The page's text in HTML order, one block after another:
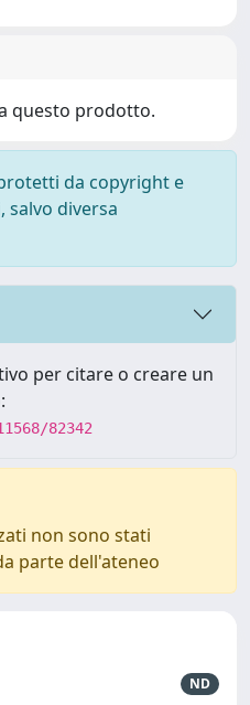
questo prodotto.
da copyright e
diversa
per citare o creare un
82342
non sono stati
parte dell'ateneo
ND